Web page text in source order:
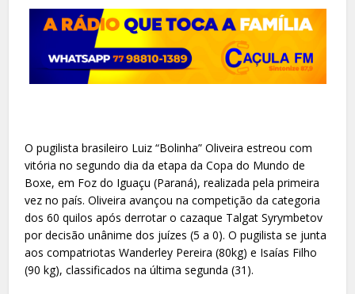
O pugilista brasileiro Luiz “Bolinha” Oliveira estreou com
vitória no segundo dia da etapa da Copa do Mundo de
Boxe, em Foz do Iguaçu (Paraná), realizada pela primeira
vez no país. Oliveira avançou na competição da categoria
dos 60 quilos após derrotar o cazaque Talgat Syrymbetov
por decisão unânime dos juízes (5 a 0). O pugilista se junta
aos compatriotas Wanderley Pereira (80kg) e Isaías Filho
(90 kg), classificados na última segunda (31).